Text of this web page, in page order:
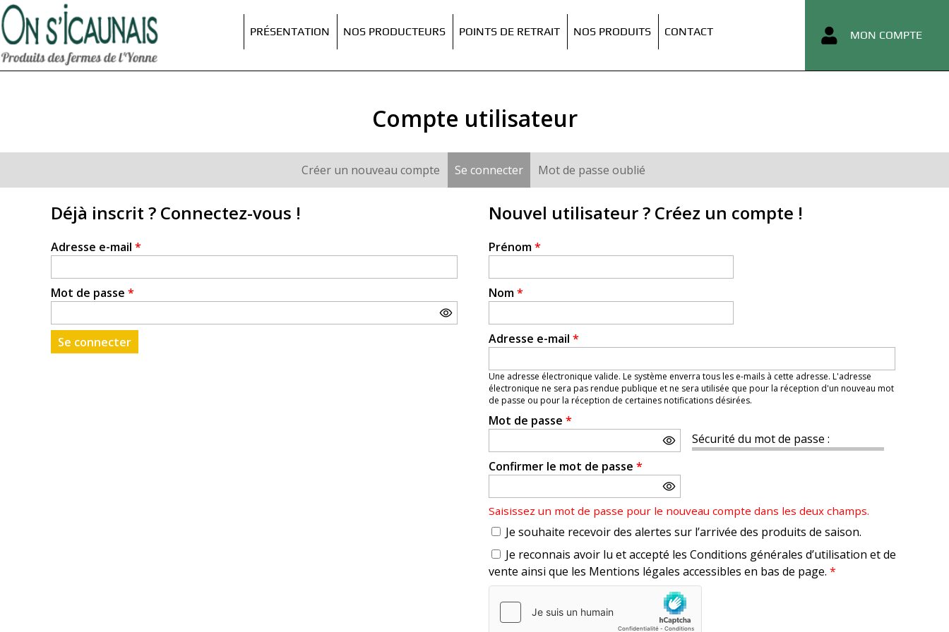
PRÉSENTATION NOS PRODUCTEURS POINTS DE RETRAIT NOS PRODUITS CONTACT MON COMPTE
Compte utilisateur
principaux
Créer un nouveau compte Se connecter (onglet actif)
Mot de passe oublié
Déjà inscrit ? Connectez-vous !
Adresse e-mail *
Mot de passe *
Nouvel utilisateur ? Créez un compte !
Prénom*
Nom*
Adresse e-mail *
Une adresse électronique valide. Le système enverra tous les e-mails à cette adresse. L'adresse
électronique ne sera pas rendue publique et ne sera utilisée que pour la réception d'un nouveau mot
de passe ou pour la réception de certaines notifications désirées.
Mot de passe *
Sécurité du mot de passe :
Confirmer le mot de passe *
Saisissez un mot de passe pour le nouveau compte dans les deux champs.
Je souhaite recevoir des alertes sur l’arrivée des produits de saison.
Je reconnais avoir lu et accepté les Conditions générales d’utilisation et de
vente ainsi que les Mentions légales accessibles en bas de page. *